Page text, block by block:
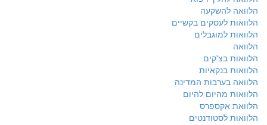
הלוואה להשקעה
הלוואות לעסקים בקשיים
הלוואות למוגבלים
הלוואה
הלוואות בצ'קים
הלוואות בנקאיות
הלוואה בערבות המדינה
הלוואות מהיום להיום
הלוואת אקספרס
הלוואות לסטודנטים